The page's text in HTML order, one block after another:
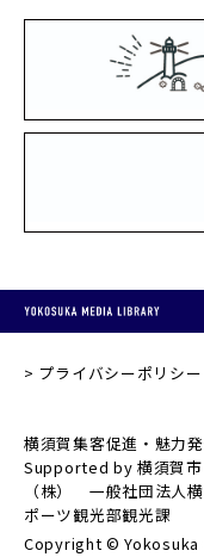
プライバシーポリシー
横須賀集客促進・魅力
Supported by 横須賀
（株） 一般社団法人
ポーツ観光部観光課
Copyright © Yokosuka